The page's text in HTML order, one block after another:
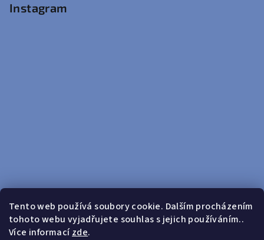
Tento web používá soubory cookie. Dalším procházením
tohoto webu vyjadřujete souhlas s jejich používáním..
Více informacízde.
Instagram
Sledovat na Instagramu